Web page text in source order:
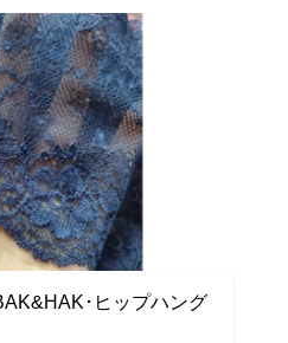
･ヒップハング